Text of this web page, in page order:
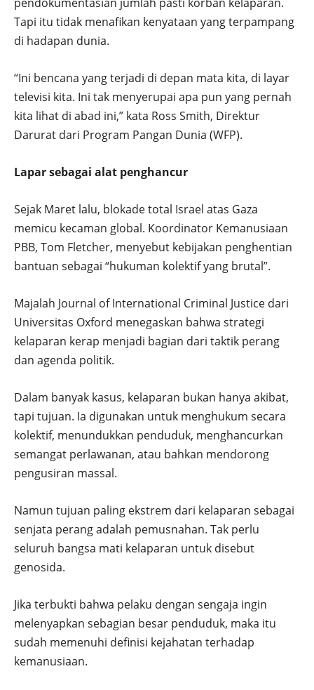
Tapi itu tidak menafikan kenyataan yang terpampang
di hadapan dunia.
“Ini bencana yang terjadi di depan mata kita, di layar
televisi kita. Ini tak menyerupai apa pun yang pernah
kita lihat di abad ini,” kata Ross Smith, Direktur
Darurat dari Program Pangan Dunia (WFP).
Lapar sebagai alat penghancur
Sejak Maret lalu, blokade total Israel atas Gaza
memicu kecaman global. Koordinator Kemanusiaan
PBB, Tom Fletcher, menyebut kebijakan penghentian
bantuan sebagai “hukuman kolektif yang brutal”.
Majalah Journal of International Criminal Justice dari
Universitas Oxford menegaskan bahwa strategi
kelaparan kerap menjadi bagian dari taktik perang
dan agenda politik.
Dalam banyak kasus, kelaparan bukan hanya akibat,
tapi tujuan. Ia digunakan untuk menghukum secara
kolektif, menundukkan penduduk, menghancurkan
semangat perlawanan, atau bahkan mendorong
pengusiran massal.
Namun tujuan paling ekstrem dari kelaparan sebagai
senjata perang adalah pemusnahan. Tak perlu
seluruh bangsa mati kelaparan untuk disebut
genosida.
Jika terbukti bahwa pelaku dengan sengaja ingin
melenyapkan sebagian besar penduduk, maka itu
sudah memenuhi definisi kejahatan terhadap
kemanusiaan.